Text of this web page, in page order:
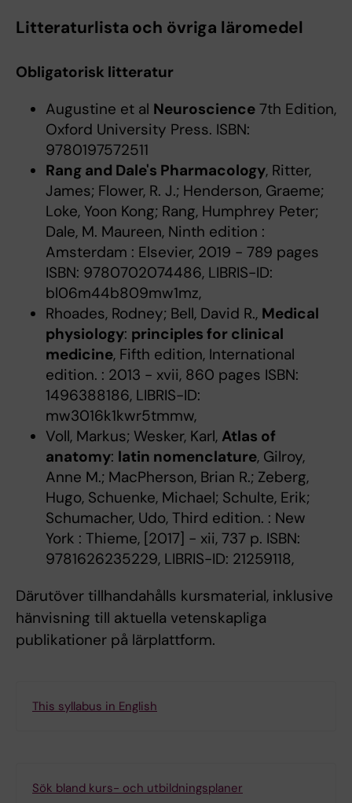
Litteraturlista och övriga läromedel
Obligatorisk litteratur
Augustine et al Neuroscience7th Edition,
Oxford University Press. ISBN:
9780197572511
Rang and Dale's Pharmacology, Ritter,
James; Flower, R. J.; Henderson, Graeme;
Loke, Yoon Kong; Rang, Humphrey Peter;
Dale, M. Maureen, Ninth edition :
Amsterdam : Elsevier, 2019 - 789 pages
ISBN: 9780702074486, LIBRIS-ID:
bl06m44b809mw1mz,
Rhoades, Rodney; Bell, David R., Medical
physiology: principles for clinical
medicine, Fifth edition, International
edition. : 2013 - xvii, 860 pages ISBN:
1496388186, LIBRIS-ID:
mw3016k1kwr5tmmw,
Voll, Markus; Wesker, Karl, Atlas of
anatomy: latin nomenclature, Gilroy,
Anne M.; MacPherson, Brian R.; Zeberg,
Hugo, Schuenke, Michael; Schulte, Erik;
Schumacher, Udo, Third edition. : New
York : Thieme, [2017] - xii, 737 p. ISBN:
9781626235229, LIBRIS-ID: 21259118,
Därutöver tillhandahålls kursmaterial, inklusive
hänvisning till aktuella vetenskapliga
publikationer på lärplattform.
This syllabus in English
Sök bland kurs- och utbildningsplaner